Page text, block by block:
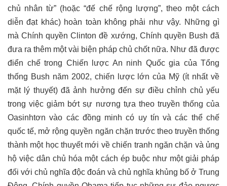
chủ nhân từ” (hoặc “đế chế rộng lượng”, theo một cách
diễn đạt khác) hoàn toàn không phải như vậy. Những gì
mà Chính quyền Clinton đề xướng, Chính quyền Bush đã
đưa ra thêm một vài biện pháp chủ chốt nữa. Như đã được
điển chế trong Chiến lược An ninh Quốc gia của Tổng
thống Bush năm 2002, chiến lược lớn của Mỹ (ít nhất về
mặt lý thuyết) đã ảnh hưởng đến sự điều chỉnh chủ yếu
trong việc giảm bớt sự nương tựa theo truyền thống của
Oasinhtơn vào các đồng minh có uy tín và các thể chế
quốc tế, mở rộng quyền ngăn chặn trước theo truyền thống
thành một học thuyết mới về chiến tranh ngăn chặn và ủng
hộ việc dân chủ hóa một cách ép buộc như một giải pháp
đối với chủ nghĩa độc đoán và chủ nghĩa khủng bố ở Trung